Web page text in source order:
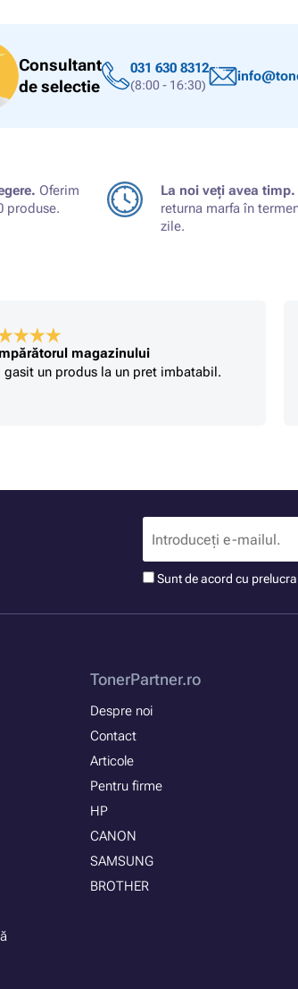
Consultant
de selectie
031 630 8312
(8:00 - 16:30)
Oferim
produse.
La noi veți avea timp.
returna marfa în
zile.
magazinului
gasit un produs la un pret imbatabil.
Sunt de acord cu
TonerPartner.ro
Despre noi
Contact
Articole
Pentru firme
HP
CANON
SAMSUNG
BROTHER